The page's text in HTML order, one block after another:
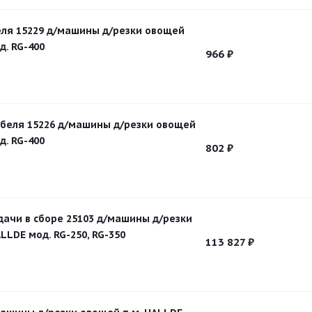
15229 д/машины д/резки овощей
RG-400
966 ₽
15226 д/машины д/резки овощей
RG-400
802 ₽
в сборе 25103 д/машины д/резки
мод. RG-250, RG-350
113 827 ₽